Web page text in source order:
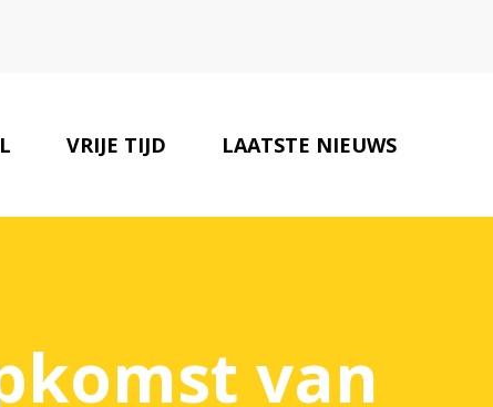
VRIJE TIJD LAATSTE NIEUWS
van